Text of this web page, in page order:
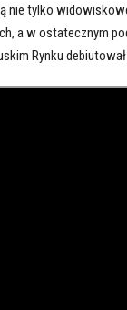
nie tylko
a w ostatecznym
Rynku